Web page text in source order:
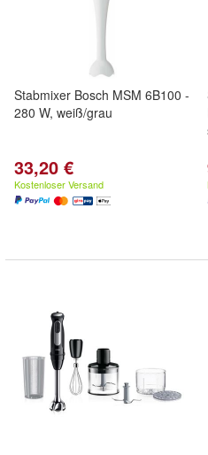
Stabmixer Bosch MSM 6B100 -
280 W, weiß/grau
33,20 €
Kostenloser Versand